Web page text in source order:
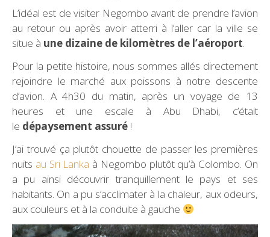
L’idéal est de visiter Negombo avant de prendre l’avion
au retour ou après avoir atterri à l’aller car la ville se
situe à une dizaine de kilomètres de l’aéroport.
Pour la petite histoire, nous sommes allés directement
rejoindre le marché aux poissons à notre descente
d’avion. A 4h30 du matin, après un voyage de 13
heures et une escale à Abu Dhabi, c’était
le dépaysement assuré !
J’ai trouvé ça plutôt chouette de passer les premières
nuits au Sri Lanka à Negombo plutôt qu’à Colombo. On
a pu ainsi découvrir tranquillement le pays et ses
habitants. On a pu s’acclimater à la chaleur, aux odeurs,
aux couleurs et à la conduite à gauche